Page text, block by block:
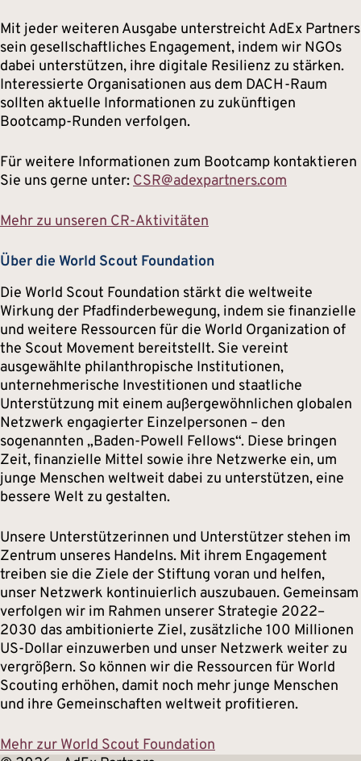
Mit jeder weiteren Ausgabe unterstreicht AdEx Partners
sein gesellschaftliches Engagement, indem wir NGOs
dabei unterstützen, ihre digitale Resilienz zu stärken.
Interessierte Organisationen aus dem DACH-Raum
sollten aktuelle Informationen zu zukünftigen
Bootcamp-Runden verfolgen.
Für weitere Informationen zum Bootcamp kontaktieren
Sie uns gerne unter:CSR@adexpartners.com
Mehr zu unseren CR-Aktivitäten
Über die World Scout Foundation
Die World Scout Foundation stärkt die weltweite
Wirkung der Pfadfinderbewegung, indem sie finanzielle
und weitere Ressourcen für die World Organization of
the Scout Movement bereitstellt. Sie vereint
ausgewählte philanthropische Institutionen,
unternehmerische Investitionen und staatliche
Unterstützung mit einem außergewöhnlichen globalen
Netzwerk engagierter Einzelpersonen – den
sogenannten „Baden-Powell Fellows“. Diese bringen
Zeit, finanzielle Mittel sowie ihre Netzwerke ein, um
junge Menschen weltweit dabei zu unterstützen, eine
bessere Welt zu gestalten.
Unsere Unterstützerinnen und Unterstützer stehen im
Zentrum unseres Handelns. Mit ihrem Engagement
treiben sie die Ziele der Stiftung voran und helfen,
unser Netzwerk kontinuierlich auszubauen. Gemeinsam
verfolgen wir im Rahmen unserer Strategie 2022–
2030 das ambitionierte Ziel, zusätzliche 100 Millionen
US-Dollar einzuwerben und unser Netzwerk weiter zu
vergrößern. So können wir die Ressourcen für World
Scouting erhöhen, damit noch mehr junge Menschen
und ihre Gemeinschaften weltweit profitieren.
Mehr zur World Scout Foundation